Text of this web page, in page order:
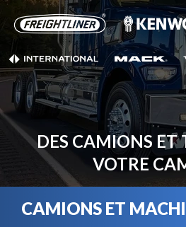
DES CAMIONS ET
VOTRE
CAMIONS ET